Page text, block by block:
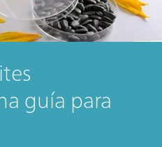
guía para